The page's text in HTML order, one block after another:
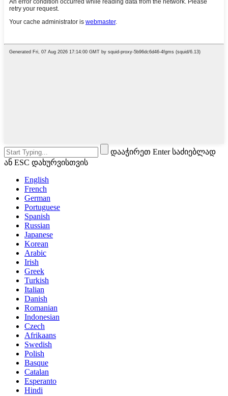
დააჭირეთ Enter საძიებლად
ან ESC დახურვისთვის
English
French
German
Portuguese
Spanish
Russian
Japanese
Korean
Arabic
Irish
Greek
Turkish
Italian
Danish
Romanian
Indonesian
Czech
Afrikaans
Swedish
Polish
Basque
Catalan
Esperanto
Hindi